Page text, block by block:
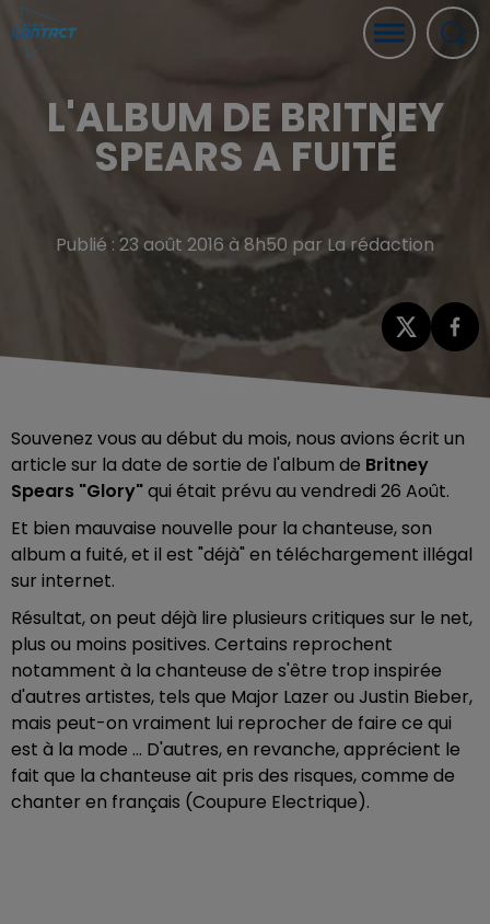
L'ALBUM DE BRITNEY
SPEARS A FUITÉ
Publié : 23 août 2016 à 8h50 par La rédaction
Souvenez vous au début du mois, nous avions écrit un
article sur la date de sortie de l'album de Britney
Spears "Glory"qui était prévu au vendredi 26 Août.
Et bien mauvaise nouvelle pour la chanteuse, son
album a fuité, et il est "déjà" en téléchargement illégal
sur internet.
Résultat, on peut déjà lire plusieurs critiques sur le net,
plus ou moins positives. Certains reprochent
notamment à la chanteuse de s'être trop inspirée
d'autres artistes, tels que Major Lazer ou Justin Bieber,
mais peut-on vraiment lui reprocher de faire ce qui
est à la mode ... D'autres, en revanche, apprécient le
fait que la chanteuse ait pris des risques, comme de
chanter en français (Coupure Electrique).